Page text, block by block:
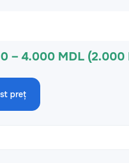
– 4.000 MDL (2.000
preț